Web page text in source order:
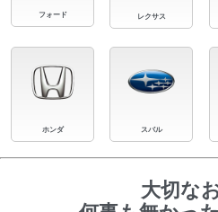
フォード レクサス
ホンダ スバル
大切な